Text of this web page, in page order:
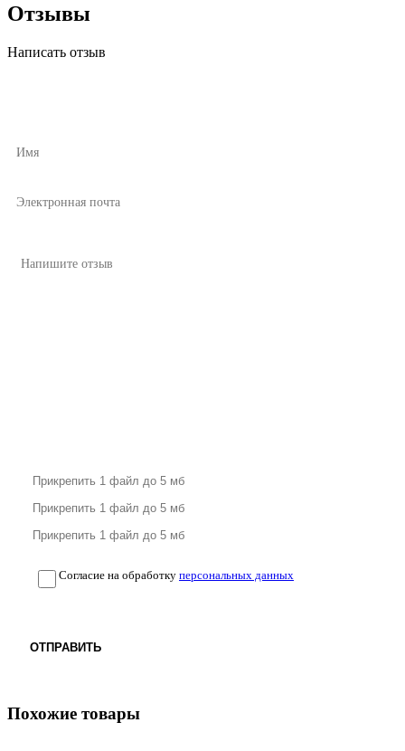
Отзывы
Написать отзыв
Согласие на обработку персональных данных
ОТПРАВИТЬ
Похожие товары